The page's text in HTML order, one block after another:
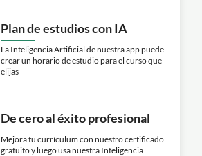
Plan de estudios con IA
La Inteligencia Artificial de nuestra app puede
crear un horario de estudio para el curso que
elijas
De cero al éxito profesional
Mejora tu currículum con nuestro certificado
gratuito y luego usa nuestra Inteligencia